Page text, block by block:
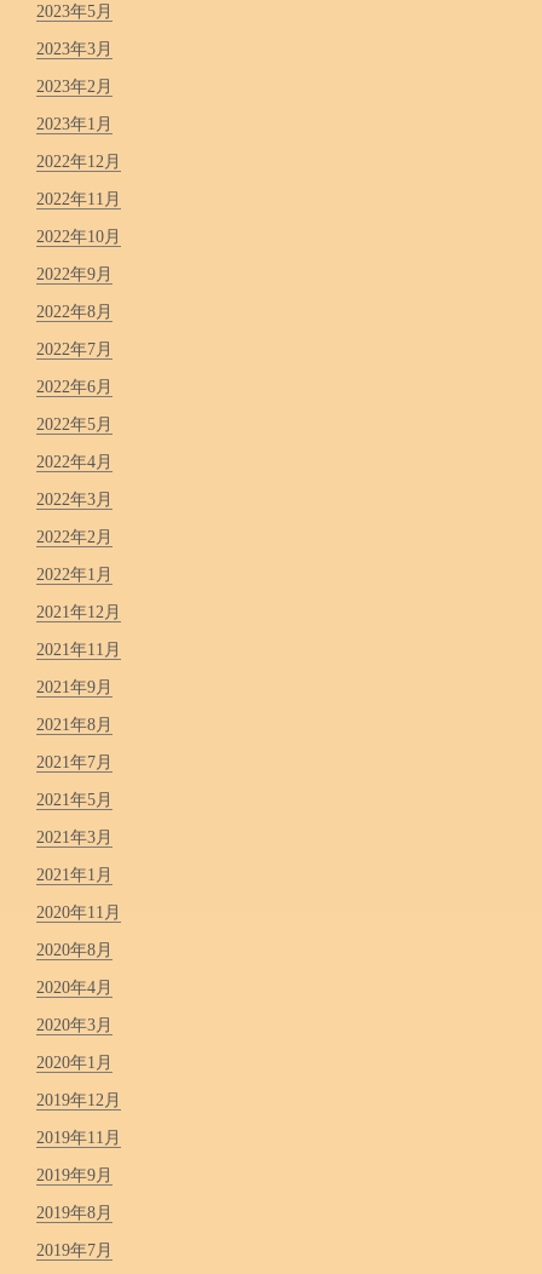
2023年5月
2023年3月
2023年2月
2023年1月
2022年12月
2022年11月
2022年10月
2022年9月
2022年8月
2022年7月
2022年6月
2022年5月
2022年4月
2022年3月
2022年2月
2022年1月
2021年12月
2021年11月
2021年9月
2021年8月
2021年7月
2021年5月
2021年3月
2021年1月
2020年11月
2020年8月
2020年4月
2020年3月
2020年1月
2019年12月
2019年11月
2019年9月
2019年8月
2019年7月